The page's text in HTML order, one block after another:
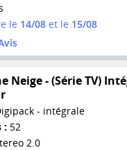
le 14/08et le 15/08
Neige - (Série TV)
- intégrale
: 52
2.0